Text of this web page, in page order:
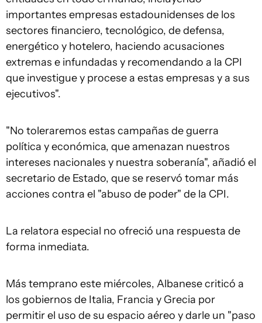
importantes empresas estadounidenses de los
sectores financiero, tecnológico, de defensa,
energético y hotelero, haciendo acusaciones
extremas e infundadas y recomendando a la CPI
que investigue y procese a estas empresas y a sus
ejecutivos".
"No toleraremos estas campañas de guerra
política y económica, que amenazan nuestros
intereses nacionales y nuestra soberanía", añadió el
secretario de Estado, que se reservó tomar más
acciones contra el "abuso de poder" de la CPI.
La relatora especial no ofreció una respuesta de
forma inmediata.
Más temprano este miércoles, Albanese criticó a
los gobiernos de Italia, Francia y Grecia por
permitir el uso de su espacio aéreo y darle un "paso